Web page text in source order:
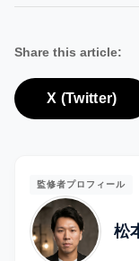
Share this article:
X (Twitter)
監修者プロフィール
松